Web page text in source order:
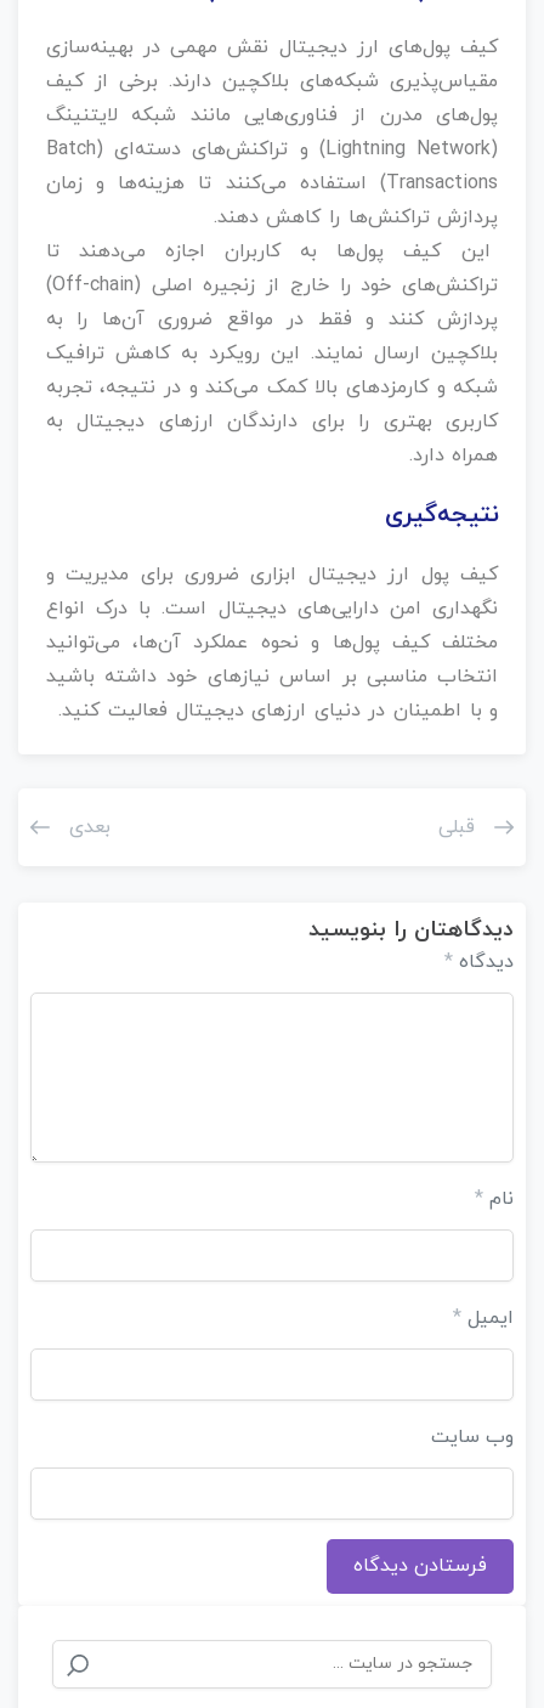
کیف پول‌های ارز دیجیتال نقش مهمی در بهینه‌سازی
مقیاس‌پذیری شبکه‌های بلاکچین دارند. برخی از کیف
پول‌های مدرن از فناوری‌هایی مانند شبکه لایتنینگ
(Lightning Network) و تراکنش‌های دسته‌ای (Batch
Transactions) استفاده می‌کنند تا هزینه‌ها و زمان
پردازش تراکنش‌ها را کاهش دهند.
این کیف پول‌ها به کاربران اجازه می‌دهند تا
تراکنش‌های خود را خارج از زنجیره اصلی (Off-chain)
پردازش کنند و فقط در مواقع ضروری آن‌ها را به
بلاکچین ارسال نمایند. این رویکرد به کاهش ترافیک
شبکه و کارمزدهای بالا کمک می‌کند و در نتیجه، تجربه
کاربری بهتری را برای دارندگان ارزهای دیجیتال به
همراه دارد.
نتیجه‌گیری
کیف پول ارز دیجیتال ابزاری ضروری برای مدیریت و
نگهداری امن دارایی‌های دیجیتال است. با درک انواع
مختلف کیف پول‌ها و نحوه عملکرد آن‌ها، می‌توانید
انتخاب مناسبی بر اساس نیازهای خود داشته باشید
و با اطمینان در دنیای ارزهای دیجیتال فعالیت کنید.
قبلی بعدی
دیدگاهتان را بنویسید
دیدگاه *
نام *
ایمیل *
وب‌ سایت